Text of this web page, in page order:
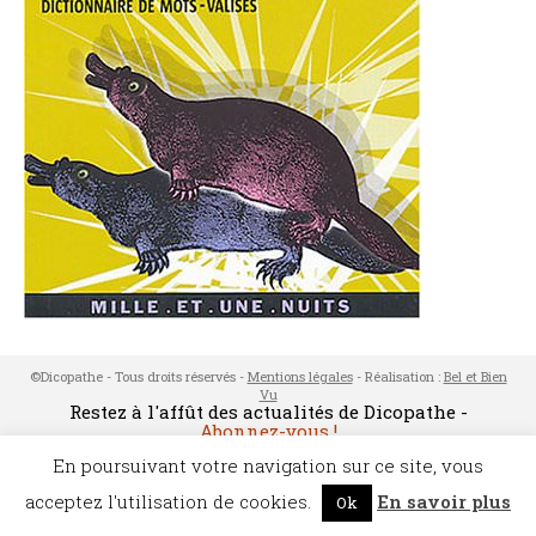
©Dicopathe - Tous droits réservés - Mentions légales- Réalisation : Bel et Bien
Vu
Restez à l'affût des actualités de Dicopathe -
Abonnez-vous !
En poursuivant votre navigation sur ce site, vous
acceptez l'utilisation de cookies.
Ok En savoir plus